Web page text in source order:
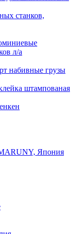
станков,
л/а
набивные грузы
штампованая
Япония